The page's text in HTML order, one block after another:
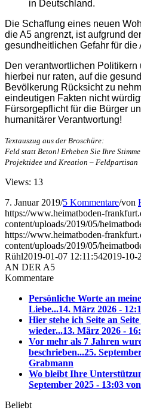
in Deutschland.
Die Schaffung eines neuen
die A5 angrenzt, ist aufgrund
gesundheitlichen Gefahr für
Den verantwortlichen
hierbei nur raten, auf die
Bevölkerung Rücksicht zu
eindeutigen Fakten nicht
Fürsorgepflicht für die Bürger
humanitärer Verantwortung!
Textauszug aus der Broschüre:
Feld statt Beton! Erheben Sie Ihre
Projektidee und Kreation – Feldpartisan
Views: 13
7. Januar 2019/5 Kommentare/von
https://www.heimatboden-
content/uploads/2019/05/
https://www.heimatboden-
content/uploads/2019/05/
Rühl2019-01-07 12:11:542019-10-
AN DER A5
Kommentare
Persönliche Worte an
Liebe...14. März 2026 -
Hier stehe ich Seite an
wieder...13. März 2026 -
Vor mehr als 7 Jahren
beschrieben...25.
Grabmann
Wo bleibt Ihre
September 2025 - 13:03
Beliebt